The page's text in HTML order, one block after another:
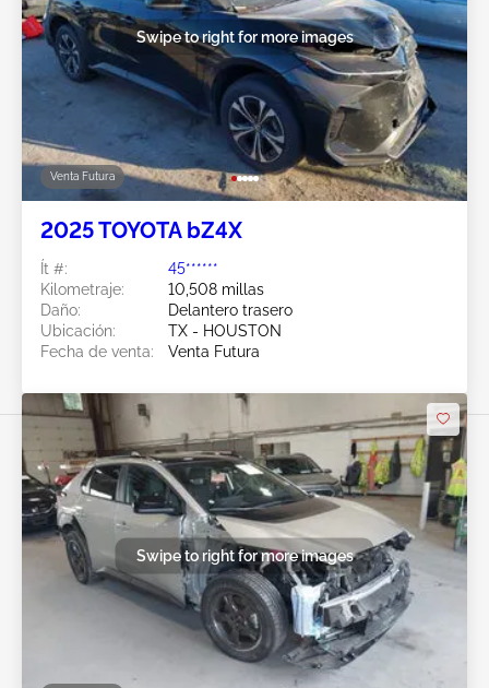
Venta Futura
Swipe to right for more images
2025 TOYOTA bZ4X
Ít #:
45******
Kilometraje:
10,508 millas
Daño:
Delantero trasero
Ubicación:
TX - HOUSTON
Fecha de venta:
Venta Futura
Swipe to right for more images